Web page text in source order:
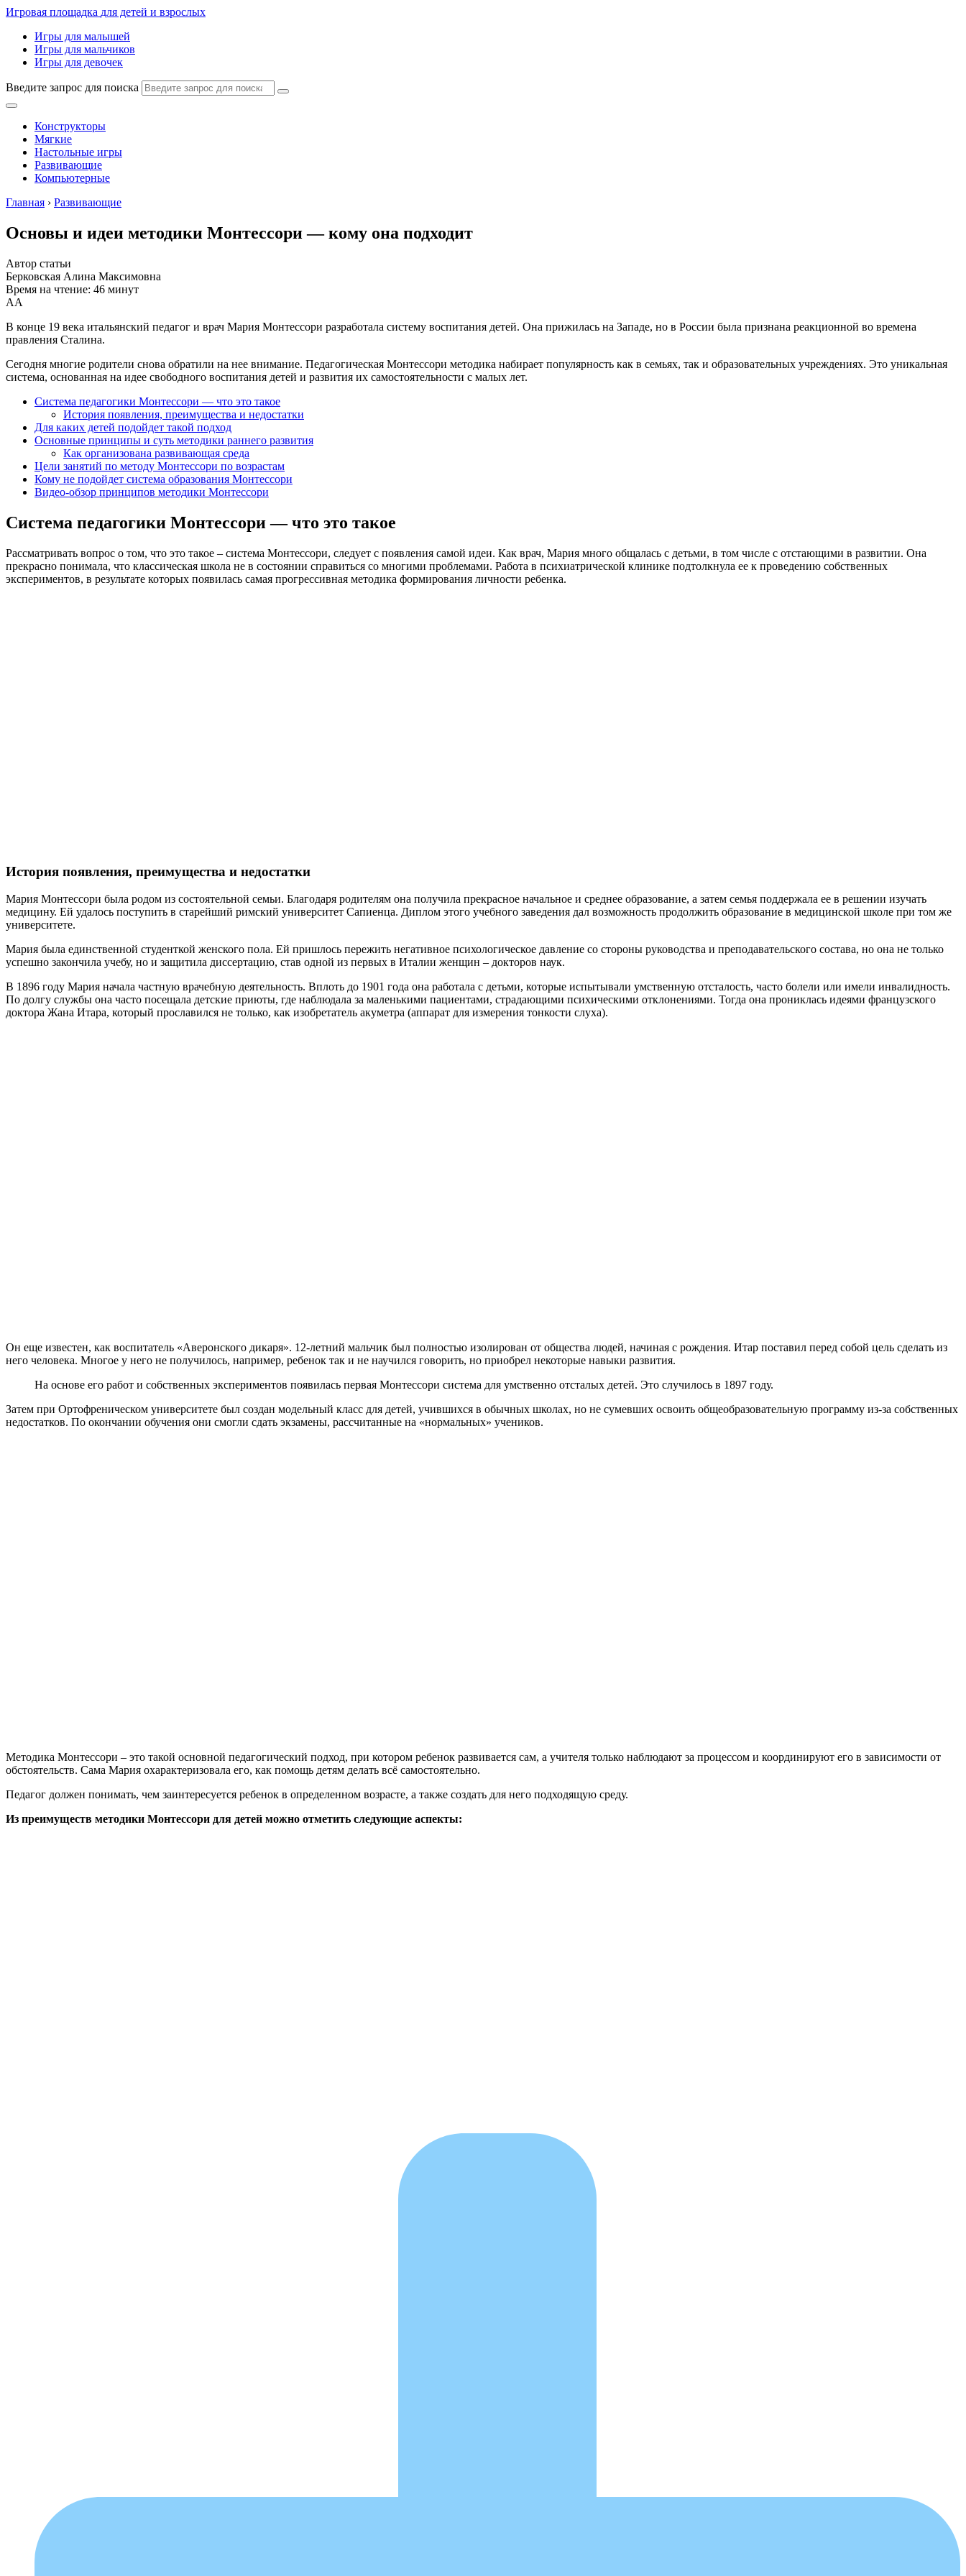
Игровая площадка для детей и взрослых
Игры для малышей
Игры для мальчиков
Игры для девочек
Введите запрос для поиска
Конструкторы
Мягкие
Настольные игры
Развивающие
Компьютерные
Главная › Развивающие
Основы и идеи методики Монтессори — кому она подходит
Автор статьи
Берковская Алина Максимовна
Время на чтение: 46 минут
АА
В конце 19 века итальянский педагог и врач Мария Монтессори разработала систему воспитания детей. Она прижилась на Западе, но в России была признана реакционной во времена
правления Сталина.
Сегодня многие родители снова обратили на нее внимание. Педагогическая Монтессори методика набирает популярность как в семьях, так и образовательных учреждениях. Это уникальная
система, основанная на идее свободного воспитания детей и развития их самостоятельности с малых лет.
Система педагогики Монтессори — что это такое
История появления, преимущества и недостатки
Для каких детей подойдет такой подход
Основные принципы и суть методики раннего развития
Как организована развивающая среда
Цели занятий по методу Монтессори по возрастам
Кому не подойдет система образования Монтессори
Видео-обзор принципов методики Монтессори
Система педагогики Монтессори — что это такое
Рассматривать вопрос о том, что это такое – система Монтессори, следует с появления самой идеи. Как врач, Мария много общалась с детьми, в том числе с отстающими в развитии. Она
прекрасно понимала, что классическая школа не в состоянии справиться со многими проблемами. Работа в психиатрической клинике подтолкнула ее к проведению собственных
экспериментов, в результате которых появилась самая прогрессивная методика формирования личности ребенка.
История появления, преимущества и недостатки
Мария Монтессори была родом из состоятельной семьи. Благодаря родителям она получила прекрасное начальное и среднее образование, а затем семья поддержала ее в решении изучать
медицину. Ей удалось поступить в старейший римский университет Сапиенца. Диплом этого учебного заведения дал возможность продолжить образование в медицинской школе при том же
университете.
Мария была единственной студенткой женского пола. Ей пришлось пережить негативное психологическое давление со стороны руководства и преподавательского состава, но она не только
успешно закончила учебу, но и защитила диссертацию, став одной из первых в Италии женщин – докторов наук.
В 1896 году Мария начала частную врачебную деятельность. Вплоть до 1901 года она работала с детьми, которые испытывали умственную отсталость, часто болели или имели инвалидность.
По долгу службы она часто посещала детские приюты, где наблюдала за маленькими пациентами, страдающими психическими отклонениями. Тогда она прониклась идеями французского
доктора Жана Итара, который прославился не только, как изобретатель акуметра (аппарат для измерения тонкости слуха).
Он еще известен, как воспитатель «Аверонского дикаря». 12-летний мальчик был полностью изолирован от общества людей, начиная с рождения. Итар поставил перед собой цель сделать из
него человека. Многое у него не получилось, например, ребенок так и не научился говорить, но приобрел некоторые навыки развития.
На основе его работ и собственных экспериментов появилась первая Монтессори система для умственно отсталых детей. Это случилось в 1897 году.
Затем при Ортофреническом университете был создан модельный класс для детей, учившихся в обычных школах, но не сумевших освоить общеобразовательную программу из-за собственных
недостатков. По окончании обучения они смогли сдать экзамены, рассчитанные на «нормальных» учеников.
Методика Монтессори – это такой основной педагогический подход, при котором ребенок развивается сам, а учителя только наблюдают за процессом и координируют его в зависимости от
обстоятельств. Сама Мария охарактеризовала его, как помощь детям делать всё самостоятельно.
Педагог должен понимать, чем заинтересуется ребенок в определенном возрасте, а также создать для него подходящую среду.
Из преимуществ методики Монтессори для детей можно отметить следующие аспекты: